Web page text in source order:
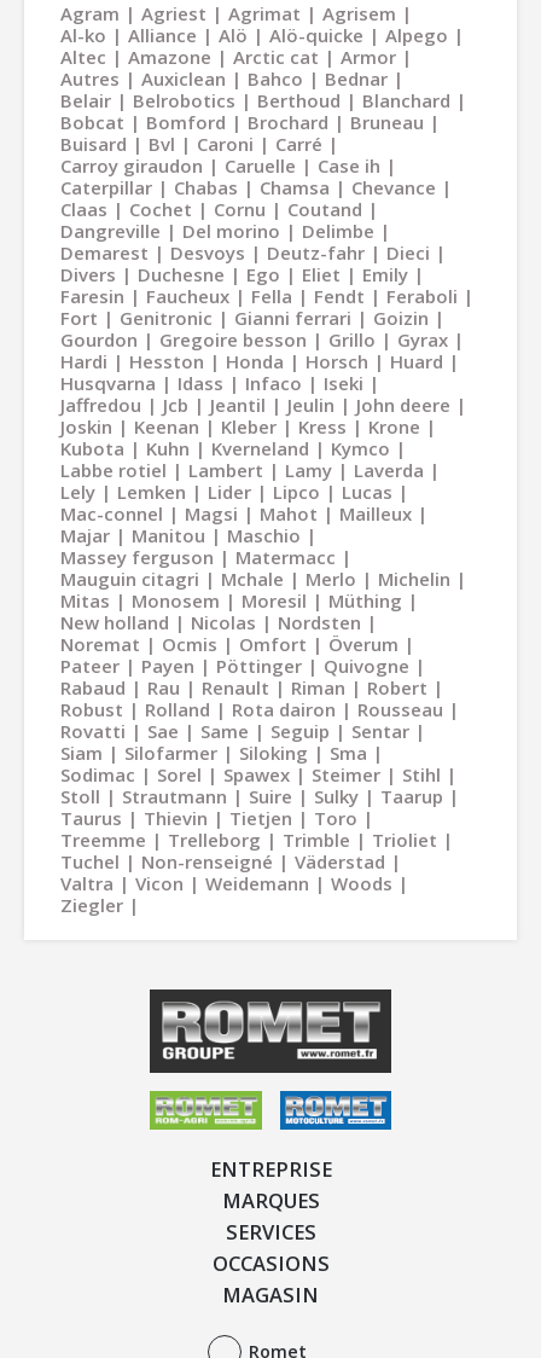
Agram Agriest Agrimat
Agrisem
Al-ko
Alliance Alö Alö-quicke
Alpego
Altec
Amazone Arctic cat
Armor
Autres
Auxiclean Bahco
Bednar
Belair
Belrobotics Berthoud
Blanchard
Bobcat
Bomford Brochard
Bruneau
Buisard
Bvl Caroni
Carré
Carroy giraudon
Caruelle
Case ih
Caterpillar
Chabas Chamsa
Chevance
Claas
Cochet Cornu
Coutand
Dangreville
Del morino
Delimbe
Demarest
Desvoys Deutz-fahr
Dieci
Divers
Duchesne Ego Eliet
Emily
Faresin
Faucheux Fella Fendt
Feraboli
Fort
Genitronic Gianni ferrari
Goizin
Gourdon
Gregoire besson Grillo
Gyrax
Hardi
Hesston Honda Horsch
Huard
Husqvarna
Idass Infaco
Iseki
Jaffredou
Jcb Jeantil Jeulin
John deere
Joskin
Keenan Kleber Kress
Krone
Kubota
Kuhn Kverneland
Kymco
Labbe rotiel
Lambert Lamy
Laverda
Lely
Lemken Lider Lipco
Lucas
Mac-connel
Magsi Mahot
Mailleux
Majar
Manitou
Maschio
Massey ferguson
Matermacc
Mauguin citagri
Mchale Merlo
Michelin
Mitas
Monosem Moresil
Müthing
New holland
Nicolas
Nordsten
Noremat
Ocmis Omfort
Överum
Pateer
Payen Pöttinger
Quivogne
Rabaud
Rau Renault Riman
Robert
Robust
Rolland Rota dairon
Rousseau
Rovatti
Sae Same Seguip
Sentar
Siam
Silofarmer Siloking
Sma
Sodimac
Sorel Spawex Steimer
Stihl
Stoll
Strautmann Suire Sulky
Taarup
Taurus
Thievin Tietjen
Toro
Treemme
Trelleborg Trimble
Trioliet
Tuchel
Non-renseigné
Väderstad
Valtra
Vicon Weidemann
Woods
Ziegler
ENTREPRISE
MARQUES
SERVICES
OCCASIONS
MAGASIN
Romet